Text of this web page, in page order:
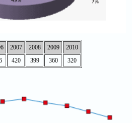
2007 2008 2009
2010
420 399 360 320